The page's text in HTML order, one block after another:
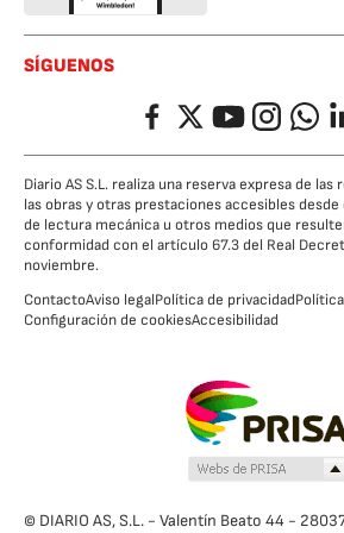
SÍGUENOS
FacebookTwitterYouTubeInstagram
Diario AS S.L. realiza una reserva expresa de
las obras y otras prestaciones accesibles
de lectura mecánica u otros medios que
conformidad con el artículo 67.3 del Real
noviembre.
ContactoAviso legalPolítica de privacidad
Configuración de cookiesAccesibilidad
© DIARIO AS, S.L. - Valentín Beato 44 -